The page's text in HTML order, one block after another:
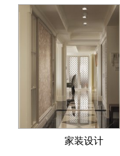
家装设计